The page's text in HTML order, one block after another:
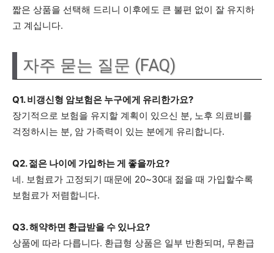
짧은 상품을 선택해 드리니 이후에도 큰 불편 없이 잘 유지하
고 계십니다.
자주 묻는 질문 (FAQ)
Q1. 비갱신형 암보험은 누구에게 유리한가요?
장기적으로 보험을 유지할 계획이 있으신 분, 노후 의료비를
걱정하시는 분, 암 가족력이 있는 분에게 유리합니다.
Q2. 젊은 나이에 가입하는 게 좋을까요?
네. 보험료가 고정되기 때문에 20~30대 젊을 때 가입할수록
보험료가 저렴합니다.
Q3. 해약하면 환급받을 수 있나요?
상품에 따라 다릅니다. 환급형 상품은 일부 반환되며, 무환급